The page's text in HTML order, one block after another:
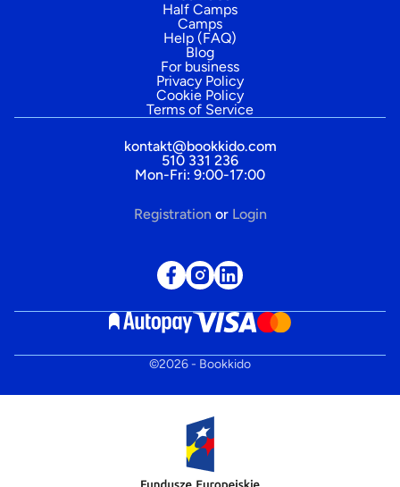
Half Camps
Camps
Help (FAQ)
Blog
For business
Privacy Policy
Cookie Policy
Terms of Service
kontakt@bookkido.com
510 331 236
Mon-Fri: 9:00-17:00
Registration or Login
©2026- Bookkido